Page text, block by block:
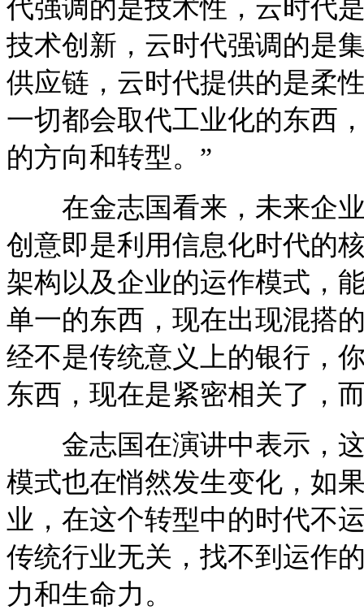
代强调的是技术性，云时代
技术创新，云时代强调的是
供应链，云时代提供的是柔
一切都会取代工业化的东西
的方向和转型。”
在金志国看来，未来企业
创意即是利用信息化时代的
架构以及企业的运作模式，
单一的东西，现在出现混搭
经不是传统意义上的银行，
东西，现在是紧密相关了，
金志国在演讲中表示，这
模式也在悄然发生变化，如
业，在这个转型中的时代不
传统行业无关，找不到运作
力和生命力。